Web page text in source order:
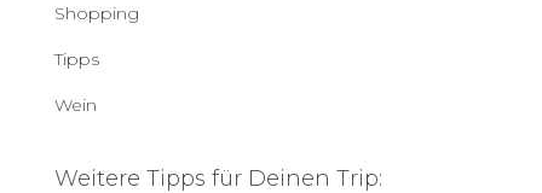
Shopping
Tipps
Wein
Weitere Tipps für Deinen Trip: